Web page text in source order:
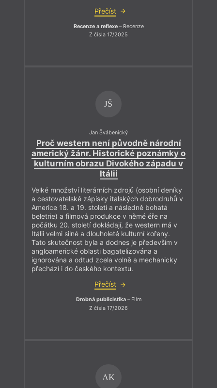
Přečíst
Recenze a reflexe– Recenze
Z čísla 17/2025
JŠ
Jan Švábenický
Proč western není původně národní
americký žánr. Historické poznámky o
kulturním obrazu Divokého západu v
Itálii
Velké množství literárních zdrojů (osobní deníky
a cestovatelské zápisky italských dobrodruhů v
Americe 18. a 19. století a následně bohatá
beletrie) a filmová produkce v němé éře na
počátku 20. století dokládají, že western má v
Itálii velmi silné a dlouholeté kulturní kořeny.
Tato skutečnost byla a dodnes je především v
angloamerické oblasti bagatelizována a
ignorována a odtud zcela volně a mechanicky
přechází i do českého kontextu.
Přečíst
Drobná publicistika– Film
Z čísla 17/2026
AK